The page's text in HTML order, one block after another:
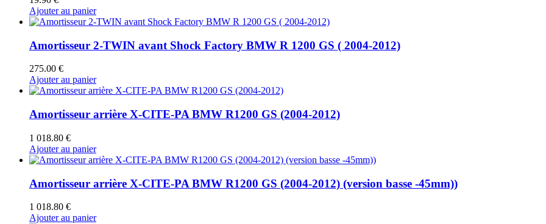
Ajouter au panier
Amortisseur 2-TWIN avant Shock Factory BMW R 1200 GS ( 2004-2012)
275.00 €
Ajouter au panier
Amortisseur arrière X-CITE-PA BMW R1200 GS (2004-2012)
1 018.80 €
Ajouter au panier
Amortisseur arrière X-CITE-PA BMW R1200 GS (2004-2012) (version basse -45mm))
1 018.80 €
Ajouter au panier